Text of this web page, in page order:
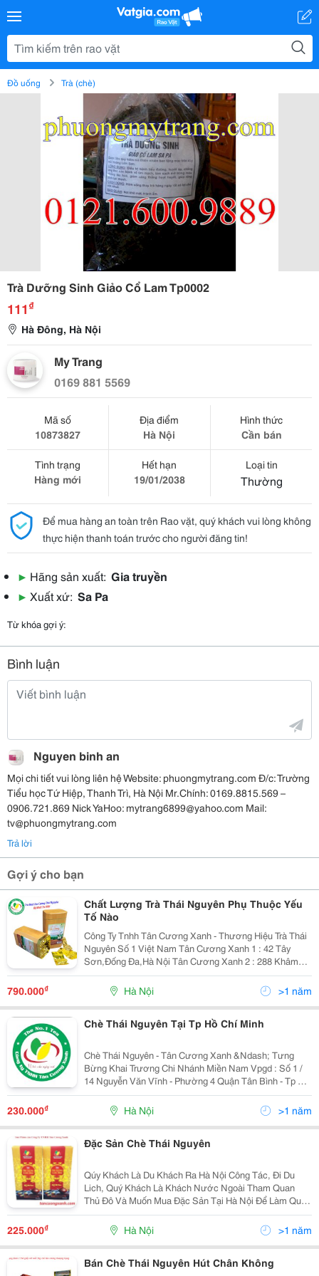
Đồ uống Trà (chè)
Trà Dưỡng Sinh Giảo Cổ Lam Tp0002
111 ₫
Hà Đông, Hà Nội
My Trang
0169 881 5569
Mã số
10873827
Địa điểm
Hà Nội
Hình thức
Cần bán
Tình trạng
Hàng mới
Hết hạn
19/01/2038
Loại tin
Thường
Để mua hàng an toàn trên Rao vặt, quý khách vui lòng không
thực hiện thanh toán trước cho người đăng tin!
▶ Hãng sản xuất: Gia truyền
▶ Xuất xứ: Sa Pa
Từ khóa gợi ý:
Bình luận
Nguyen binh an
Mọi chi tiết vui lòng liên hệ Website: phuongmytrang.com Đ/c: Trường
Tiểu học Tứ Hiệp, Thanh Trì, Hà Nội Mr.Chính: 0169.8815.569 –
0906.721.869 Nick YaHoo: mytrang6899@yahoo.com Mail:
tv@phuongmytrang.com
Trả lời
Gợi ý cho bạn
Chất Lượng Trà Thái Nguyên Phụ Thuộc Yếu
Tố Nào
Công Ty Tnhh Tân Cương Xanh - Thương Hiệu Trà Thái
Nguyên Số 1 Việt Nam Tân Cương Xanh 1 : 42 Tây
Sơn,Đống Đa,Hà Nội Tân Cương Xanh 2 : 288 Khâm
Thiên,Đống Đa,Hà Nội Tân Cương Xanh 3 : 32A Tôn
Đức Thắng,Đống Đa,Hà Nội Tân Cương Xanh 4 : S
790.000₫ Hà Nội >1 năm
Chè Thái Nguyên Tại Tp Hồ Chí Minh
Chè Thái Nguyên - Tân Cương Xanh &Ndash; Tưng
Bừng Khai Trương Chi Nhánh Miền Nam Vpgd : Số 1 /
14 Nguyễn Văn Vĩnh - Phường 4 Quận Tân Bình - Tp Hồ
Chí Minh 0912 74 1357 - 0983 412 602
Http://Tancuongxanh.vn/ Trước Tiên, Công Ty Tnhh Tân
230.000₫ Hà Nội >1 năm
Đặc Sản Chè Thái Nguyên
Qúy Khách Là Du Khách Ra Hà Nội Công Tác, Đi Du
Lich, Quý Khách Là Khách Nước Ngoài Tham Quan
Thủ Đô Và Muốn Mua Đặc Sản Tại Hà Nội Để Làm Quà
? Tân Cương Xanh Xin Trân Trọng Giới Thiệu Một Đặc
Sản Của Tỉnh Thái Nguyên Hiện Được Bán Tại Hệ
Thống Show
225.000₫ Hà Nội >1 năm
Bán Chè Thái Nguyên Hút Chân Không